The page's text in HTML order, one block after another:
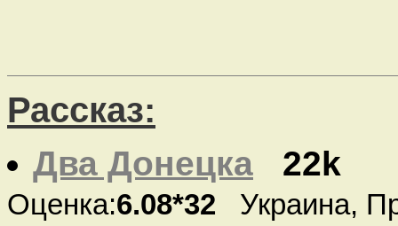
Рассказ:
Два Донецка 22k
Оценка:6.08*32 Украина,